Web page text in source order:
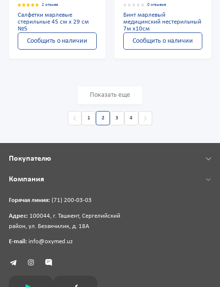
2 отзыва
Салфетки марлевые
стерильные 45 см x 29 см
№5
Сообщить о наличии
0 отзывов
Бинт марлевый
медицинский нестерильный
7м x10см
Сообщить о наличии
Показать еще
1 2 3 4
Горячая линия: (71) 200-03-03
Адрес: 100044, г. Ташкент, Сергелийский
район, ул. Безакчилик, д. 18А
E-mail: info@oxymed.uz
Покупателю
Компания